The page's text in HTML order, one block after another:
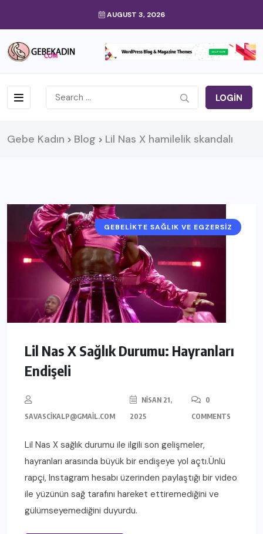
AUGUST 3, 2026
LOGIN
Gebe Kadın > Blog > Lil Nas X hamilelik skandalı
GEBELIKTE SAĞLIK VE EGZERSIZ
Lil Nas X Sağlık Durumu: Hayranları
Endişeli
SAVASCIKALP@GMAIL.COM
NISAN 21,
2025
0
COMMENTS
Lil Nas X sağlık durumu ile ilgili son gelişmeler,
hayranları arasında büyük bir endişeye yol açtı.Ünlü
rapçi, Instagram hesabı üzerinden paylaştığı bir video
ile yüzünün sağ tarafını hareket ettiremediğini ve
gülümseyemediğini duyurdu.